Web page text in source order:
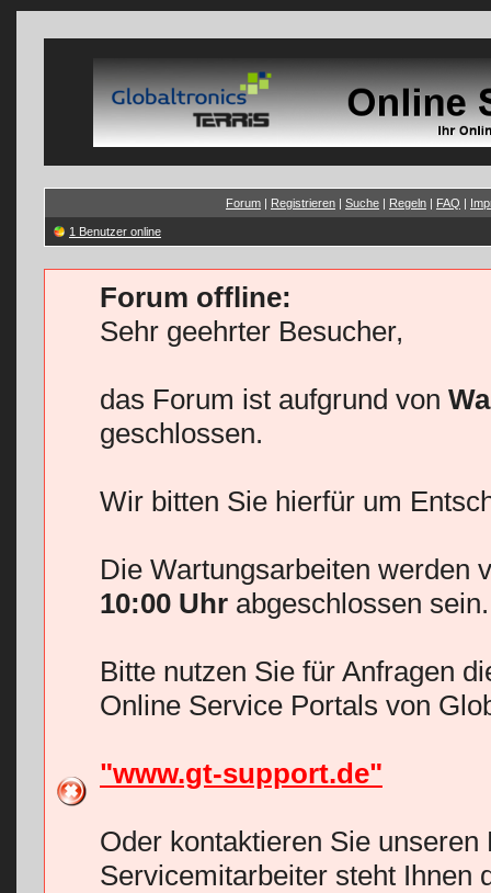
Forum | Registrieren | Suche | Regeln | FAQ |
1 Benutzer online
Forum offline:
Sehr geehrter Besucher,
das Forum ist aufgrund von
geschlossen.
Wir bitten Sie hierfür um
Die Wartungsarbeiten werden
10:00 Uhr abgeschlossen sein.
Bitte nutzen Sie für Anfragen
Online Service Portals von
"www.gt-support.de"
Oder kontaktieren Sie
Servicemitarbeiter steht Ihnen